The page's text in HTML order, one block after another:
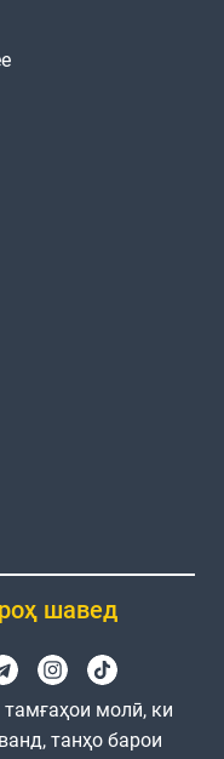
шавед
молӣ, ки
танҳо барои